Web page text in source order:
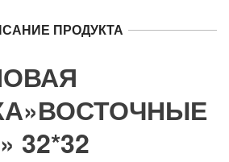
ПРОДУКТА
32*32